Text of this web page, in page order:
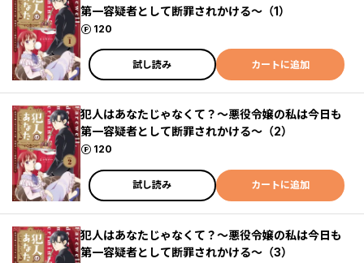
第一容疑者として断罪されかける～（1）
120
ポイント
試し読み カートに追加
犯人はあなたじゃなくて？～悪役令嬢の私は今日も
第一容疑者として断罪されかける～（2）
120
ポイント
試し読み カートに追加
犯人はあなたじゃなくて？～悪役令嬢の私は今日も
第一容疑者として断罪されかける～（3）